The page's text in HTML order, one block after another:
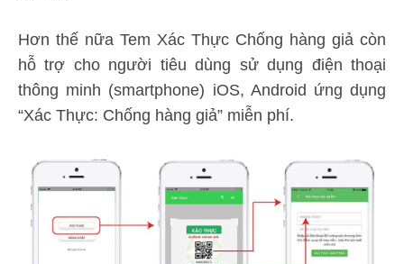
Hơn thế nữa Tem Xác Thực Chống hàng giả còn
hỗ trợ cho người tiêu dùng sử dụng điện thoại
thông minh (smartphone) iOS, Android ứng dụng
“Xác Thực: Chống hàng giả” miễn phí.